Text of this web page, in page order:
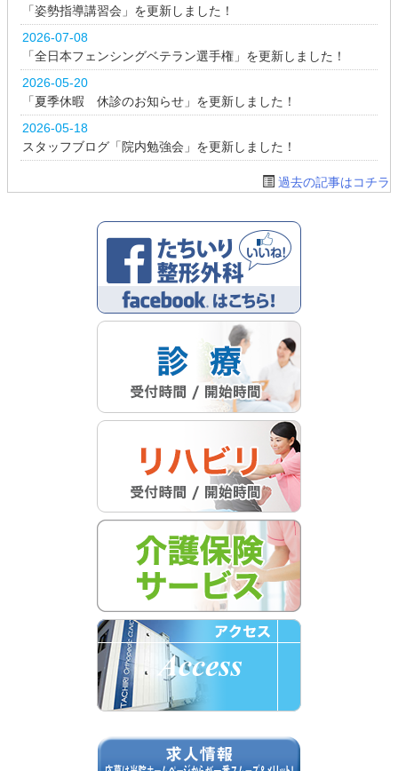
「姿勢指導講習会」を更新しました！
2026-07-08
「全日本フェンシングベテラン選手権」を更新しました！
2026-05-20
「夏季休暇 休診のお知らせ」を更新しました！
2026-05-18
スタッフブログ「院内勉強会」を更新しました！
過去の記事はコチラ